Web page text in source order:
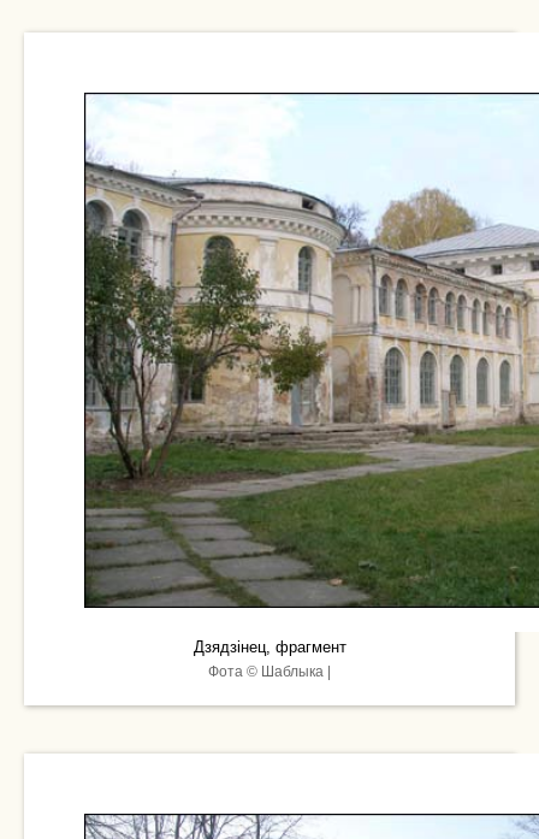
Дзядзінец, фрагмент
Фота © Шаблыка |